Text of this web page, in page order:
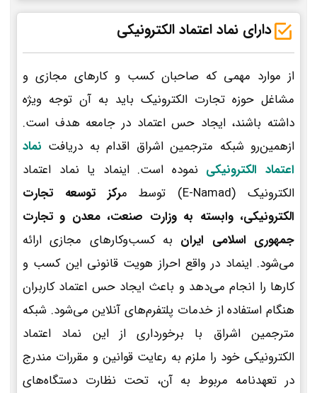
دارای نماد اعتماد الکترونیکی
از موارد مهمی که صاحبان کسب و کارهای مجازی و
مشاغل حوزه تجارت الکترونیک باید به آن توجه ویژه
داشته باشند، ایجاد حس اعتماد در جامعه هدف است.
ازهمین‌رو شبکه مترجمین اشراق اقدام به دریافت نماد
اعتماد الکترونیکی نموده است. اینماد یا نماد اعتماد
الکترونیک (E-Namad) توسط م
رکز توسعه تجارت
الکترونیکی، وابسته به وزارت صنعت، معدن و تجارت
جمهوری اسلامی ایران به کسب‌وکارهای مجازی ارائه
می‌شود. اینماد در واقع احراز هویت قانونی این کسب و
کارها را انجام می‌دهد و باعث ایجاد حس اعتماد کاربران
هنگام استفاده از خدمات پلتفرم‌های آنلاین می‌شود. شبکه
مترجمین اشراق با برخورداری از این نماد اعتماد
الکترونیکی خود را ملزم به رعایت قوانین و مقررات مندرج
در تعهدنامه مربوط به آن، تحت نظارت دستگاه‌های